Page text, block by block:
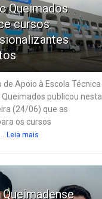
Queimados
cursos
de Apoio à Escola Técnica
publicou nesta
(24/06) que as
os cursos
Leia mais